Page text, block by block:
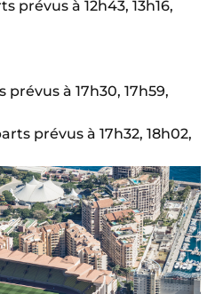
prévus à 12h43, 13h16,
prévus à 17h30, 17h59,
prévus à 17h32, 18h02,